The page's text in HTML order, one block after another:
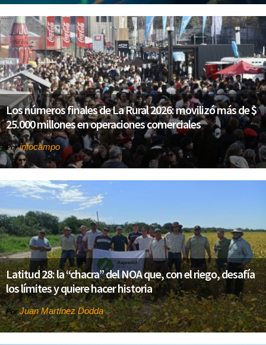
Los números finales de La Rural 2026: movilizó más de $
25.000 millones en operaciones comerciales
Porinfocampo
Latitud 28: la “chacra” del NOA que, con el riego, desafía
los límites y quiere hacer historia
PorJuan Martínez Dodda